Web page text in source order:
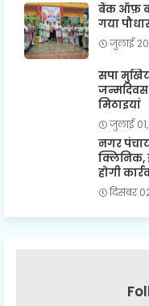
बैंक ऑफ़
गया
जुलाई
सपा
मिठाइयां
जुलाई
नगर
क्लिनिक,
होगी
दिसंबर